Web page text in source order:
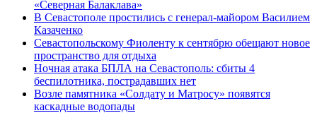
«Северная Балаклава»
В Севастополе простились с генерал-майором Василием
Казаченко
Севастопольскому Фиоленту к сентябрю обещают новое
пространство для отдыха
Ночная атака БПЛА на Севастополь: сбиты 4
беспилотника, пострадавших нет
Возле памятника «Солдату и Матросу» появятся
каскадные водопады